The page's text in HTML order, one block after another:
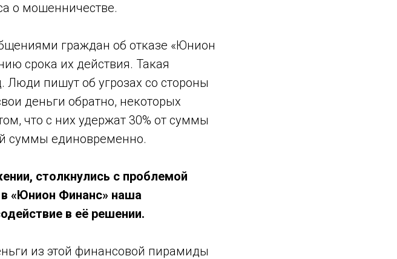
о мошенничестве.
граждан об отказе «Юнион
срока их действия. Такая
Люди пишут об угрозах со стороны
деньги обратно, некоторых
что с них удержат 30% от суммы
суммы единовременно.
столкнулись с проблемой
«Юнион Финанс» наша
в её решении.
из этой финансовой пирамиды